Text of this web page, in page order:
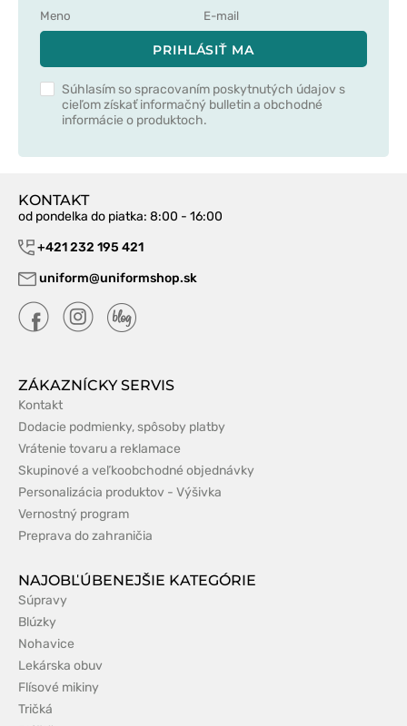
PRIHLÁSIŤ MA
Súhlasím so spracovaním poskytnutých údajov s
cieľom získať informačný bulletin a obchodné
informácie o produktoch.
KONTAKT
od pondelka do piatka: 8:00 - 16:00
+421 232 195 421
uniform@uniformshop.sk
ZÁKAZNÍCKY SERVIS
Kontakt
Dodacie podmienky, spôsoby platby
Vrátenie tovaru a reklamace
Skupinové a veľkoobchodné objednávky
Personalizácia produktov - Výšivka
Vernostný program
Preprava do zahraničia
NAJOBĽÚBENEJŠIE KATEGÓRIE
Súpravy
Blúzky
Nohavice
Lekárska obuv
Flísové mikiny
Tričká